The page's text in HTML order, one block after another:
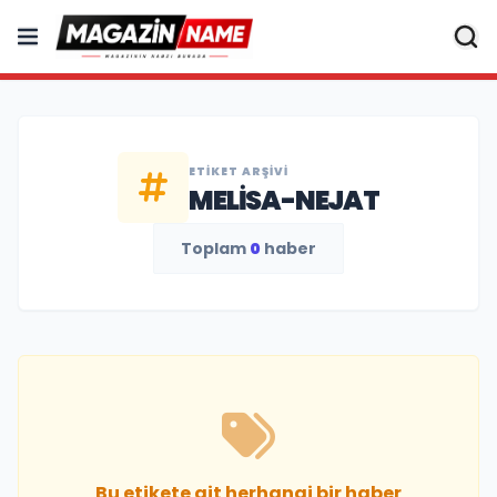
ETIKET ARŞIVI
MELISA-NEJAT
Toplam 0 haber